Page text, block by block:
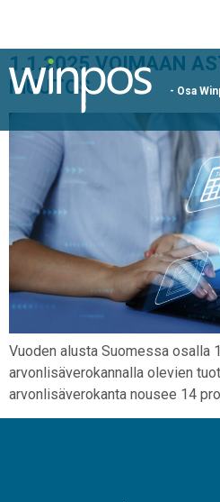
- Osa
1.1.2025 VOIMAAN
MUUTOS
Vuoden alusta Suomessa osalla
arvonlisäverokannalla olevien
arvonlisäverokanta nousee 14